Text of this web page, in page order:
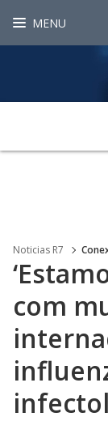
MENU
Noticias R7
com